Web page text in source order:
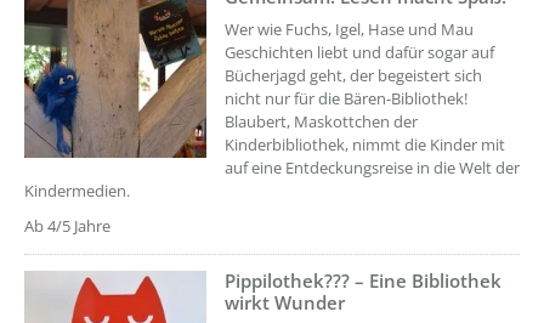
Wer wie Fuchs, Igel, Hase und Mau
Geschichten liebt und dafür sogar auf
Bücherjagd geht, der begeistert sich
nicht nur für die Bären-Bibliothek!
Blaubert, Maskottchen der
Kinderbibliothek, nimmt die Kinder mit
auf eine Entdeckungsreise in die Welt der
Kindermedien.
Ab 4/5 Jahre
??? absaetzeOben[2]/titel ???
Pippilothek??? – Eine Bibliothek
wirkt Wunder